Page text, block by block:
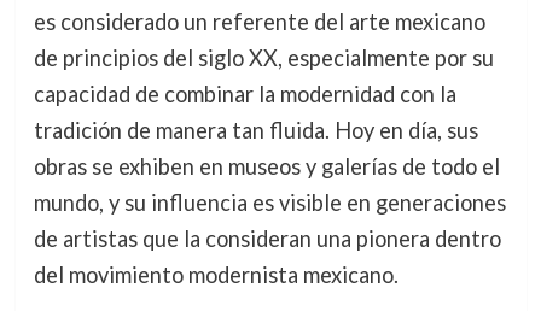
es considerado un referente del arte mexicano
de principios del siglo XX, especialmente por su
capacidad de combinar la modernidad con la
tradición de manera tan fluida. Hoy en día, sus
obras se exhiben en museos y galerías de todo el
mundo, y su influencia es visible en generaciones
de artistas que la consideran una pionera dentro
del movimiento modernista mexicano.